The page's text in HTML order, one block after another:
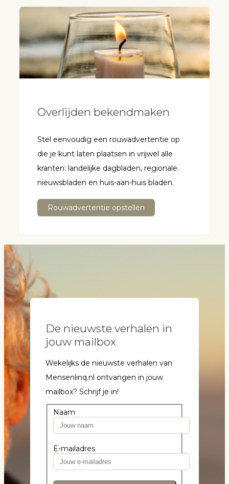
Overlijden bekendmaken
Stel eenvoudig een rouwadvertentie op
die je kunt laten plaatsen in vrijwel alle
kranten: landelijke dagbladen, regionale
nieuwsbladen en huis-aan-huis bladen.
Rouwadvertentie opstellen
De nieuwste verhalen in
jouw mailbox
Wekelijks de nieuwste verhalen van
Mensenlinq.nl ontvangen in jouw
mailbox? Schrijf je in!
Naam
E-mailadres